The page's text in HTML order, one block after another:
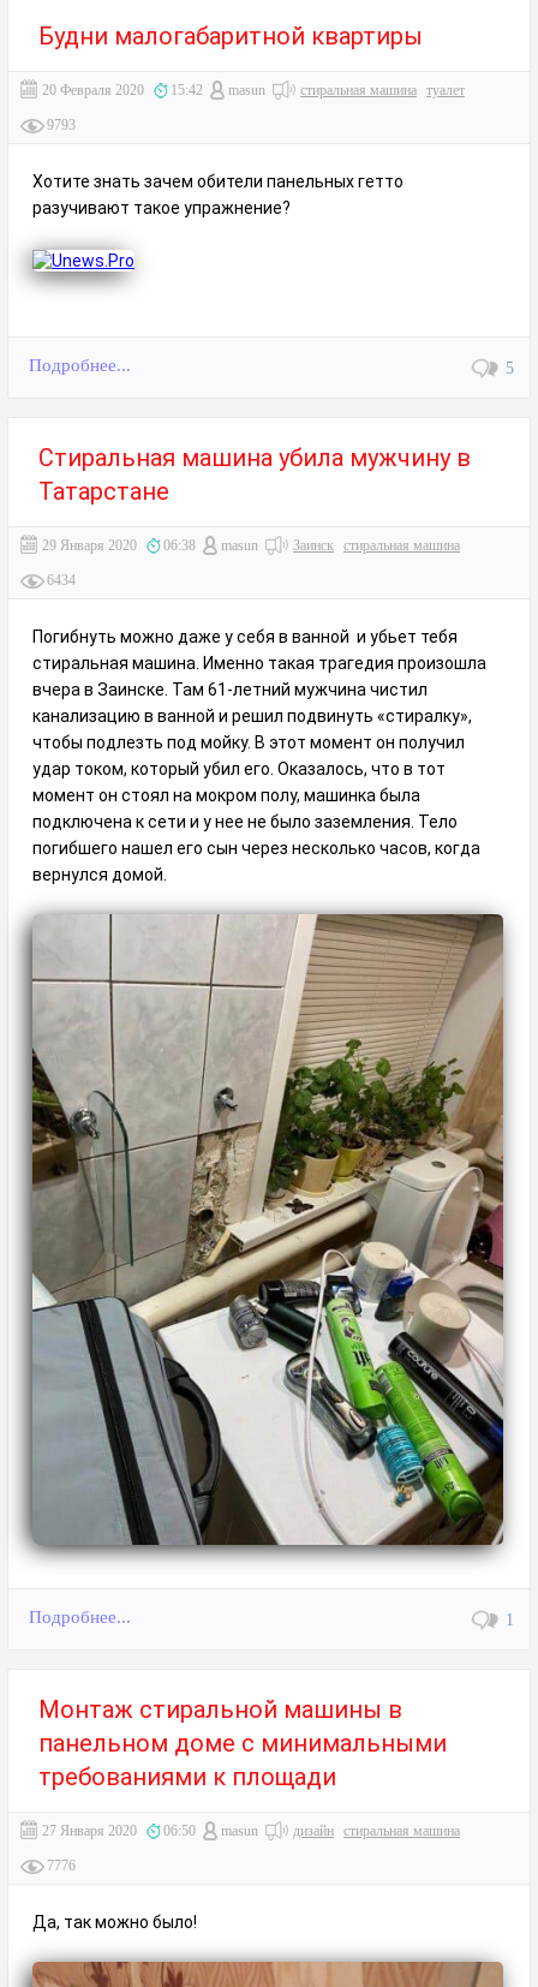
Будни малогабаритной квартиры
20 Февраля 2020 15:42 masun стиральная машина туалет
9793
Хотите знать зачем обители панельных гетто
разучивают такое упражнение?
Подробнее... 5
Стиральная машина убила мужчину в
Татарстане
29 Января 2020 06:38 masun Заинск стиральная машина
6434
Погибнуть можно даже у себя в ванной и убьет тебя
стиральная машина. Именно такая трагедия произошла
вчера в Заинске. Там 61-летний мужчина чистил
канализацию в ванной и решил подвинуть «стиралку»,
чтобы подлезть под мойку. В этот момент он получил
удар током, который убил его. Оказалось, что в тот
момент он стоял на мокром полу, машинка была
подключена к сети и у нее не было заземления. Тело
погибшего нашел его сын через несколько часов, когда
вернулся домой.
Подробнее... 1
Монтаж стиральной машины в
панельном доме с минимальными
требованиями к площади
27 Января 2020 06:50 masun дизайн стиральная машина
7776
Да, так можно было!